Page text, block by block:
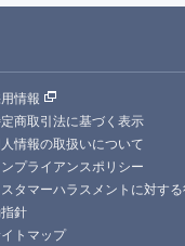
情報
商取引法に基づく表示
情報の取扱いについて
ンプライアンスポリシー
タマーハラスメントに対す
針
トマップ